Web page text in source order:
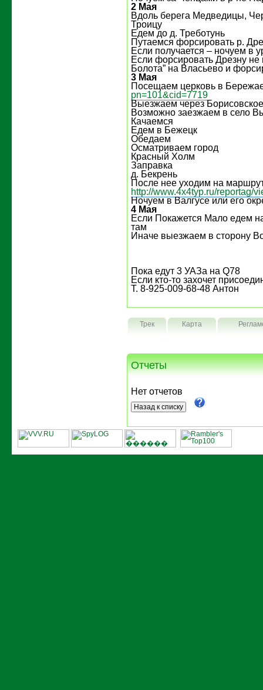
2 Мая
Вдоль берега Медведицы,
Троицу
Едем до д. Треботунь
Путаемся форсировать р.
Если получается – ночуем в
Если форсировать Дрезну не
Болота” на Власьево и
3 Мая
Посещаем церковь в
pn=101&cid=7719
Выезжаем через Борисовское
Возможно заезжаем в село
Качаемся
Едем в Бежецк
Обедаем
Осматриваем город
Красный Холм
Заправка
д. Бекрень
После нее уходим на
http://www.4x4typ.ru/reportag/
Ночуем в Валгусе или его
4 Мая
Если Покажется Мало едем
там
Иначе выезжаем в сторону
Пока едут 3 УАЗа на Q78
Если кто-то захочет
Т. 8-925-009-68-48 Антон
Трек Карта
Отчеты
Нет отчетов